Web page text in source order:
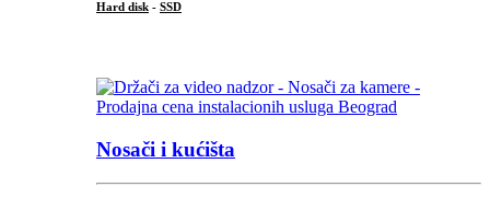
Hard disk - SSD
Nosači i kućišta